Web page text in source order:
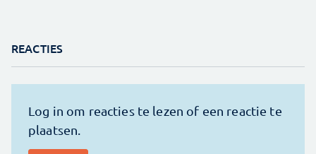
REACTIES